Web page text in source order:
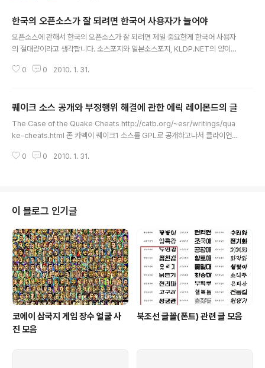
한국의 오픈소스가 잘 되려면 한국어 사용자가 늘어야
오픈소스에 관해서 한국의 오픈소스가 잘 되려면 제일 중요한게 한국어 사용자
의 절대량이라고 생각합니다. 소스포지와 일본소스포지, KLDP.NET의 양이나
OS사용자, 언어 사용자, 프로젝트 수의 상관관계를 누가 논문으로 만들어줬으
생각합니다. 일본 인구는 남한의 세배지만 제곱차는 더 큽니다. 특히 소스는 임
계치가 있어서 그 임계치만 넘으면 두 나라간의 양 차이가 확 벌어질 것 같습니
다. 물론 책의 경우 불법복제율이나 대학교 강의 등이 변수로 작용하기도 할 것
0 0 2010. 1. 31.
퀘이크 소스 공개와 부정행위 해결에 관한 에릭 레이몬드의 글
The Case of the Quake Cheats http://catb.org/~esr/writings/qua
ke-cheats.html 존 카멕이 퀘이크1 소스를 GPL로 공개하고나서 클라이언트
위해 독점소스로 체크섬 검사하는 프로그램을 만들어야 한다고 했다네요. 에릭
robustly secure by design이라고 합니다. 불투명하게 임시로 보호하지 말
고 안전하게 디자인상으로 보호..
0 0 2010. 1. 31.
이 블로그 인기글
코에이 삼국지 게임 장수 얼굴 사
진 모음
북조선 글꼴(폰트) 관련 글 모음